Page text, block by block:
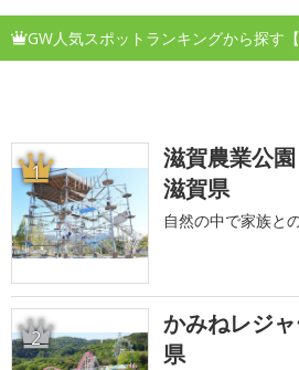
GW人気スポットランキングから探す【
1
滋賀農業公
滋賀県
自然の中で家族と
2
かみねレジ
県